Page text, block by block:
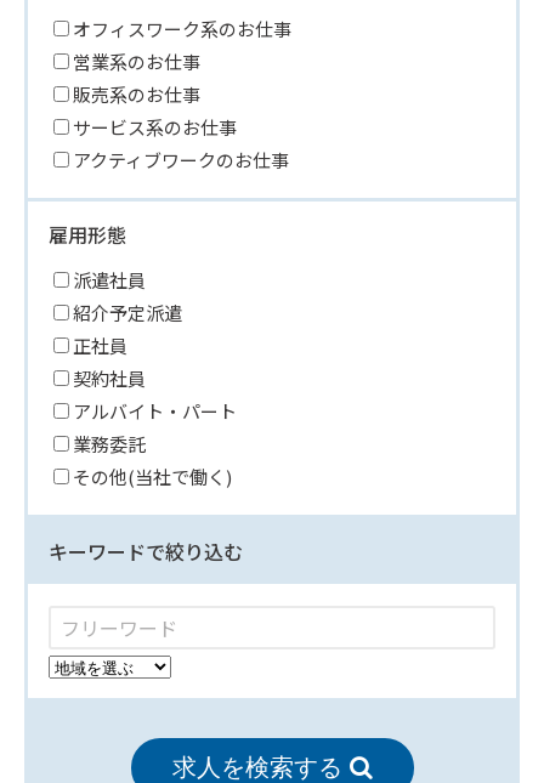
オフィスワーク系のお仕事
営業系のお仕事
販売系のお仕事
サービス系のお仕事
アクティブワークのお仕事
雇用形態
派遣社員
紹介予定派遣
正社員
契約社員
アルバイト・パート
業務委託
その他(当社で働く)
キーワードで絞り込む
求人を検索する